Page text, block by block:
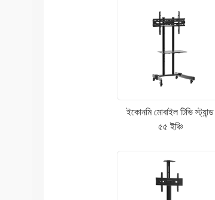
ইকোনমি মোবাইল টিভি স্ট্যান্ড
৫৫ ইঞ্চি
একটি অনুরোধ জমা দিন